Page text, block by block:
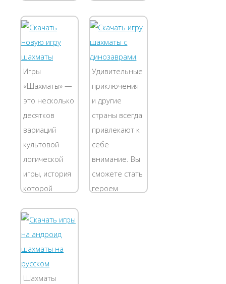
любимую игру
на экране
своего
мобильного
телефона или
планшета.
Chess Free
позволяют
играть
против...
уже свыше
полутора
тысяч лет.
Играть в них
можно
совершенно
бесплатно, да
притом в
двух...
Игры
«Шахматы» —
это несколько
десятков
вариаций
культовой
логической
игры, история
которой
уже свыше
полутора
тысяч лет.
Играть в них
можно
Удивительные
приключения
и другие
страны всегда
привлекают к
себе
внимание. Вы
сможете стать
героем
Шахматы